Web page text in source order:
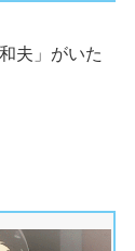
夫」がいた